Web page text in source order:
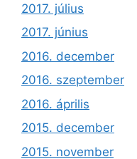
2017. július
2017. június
2016. december
2016. szeptember
2016. április
2015. december
2015. november